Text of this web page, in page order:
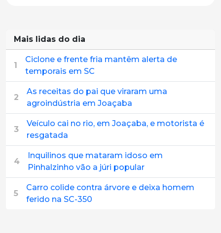
Mais lidas do dia
1
Ciclone e frente fria mantêm alerta de
temporais em SC
2
As receitas do pai que viraram uma
agroindústria em Joaçaba
3
Veículo cai no rio, em Joaçaba, e motorista é
resgatada
4
Inquilinos que mataram idoso em
Pinhalzinho vão a júri popular
5
Carro colide contra árvore e deixa homem
ferido na SC-350